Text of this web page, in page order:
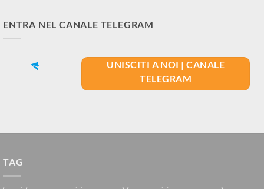
ENTRA NEL CANALE TELEGRAM
UNISCITI A NOI | CANALE
TELEGRAM
TAG